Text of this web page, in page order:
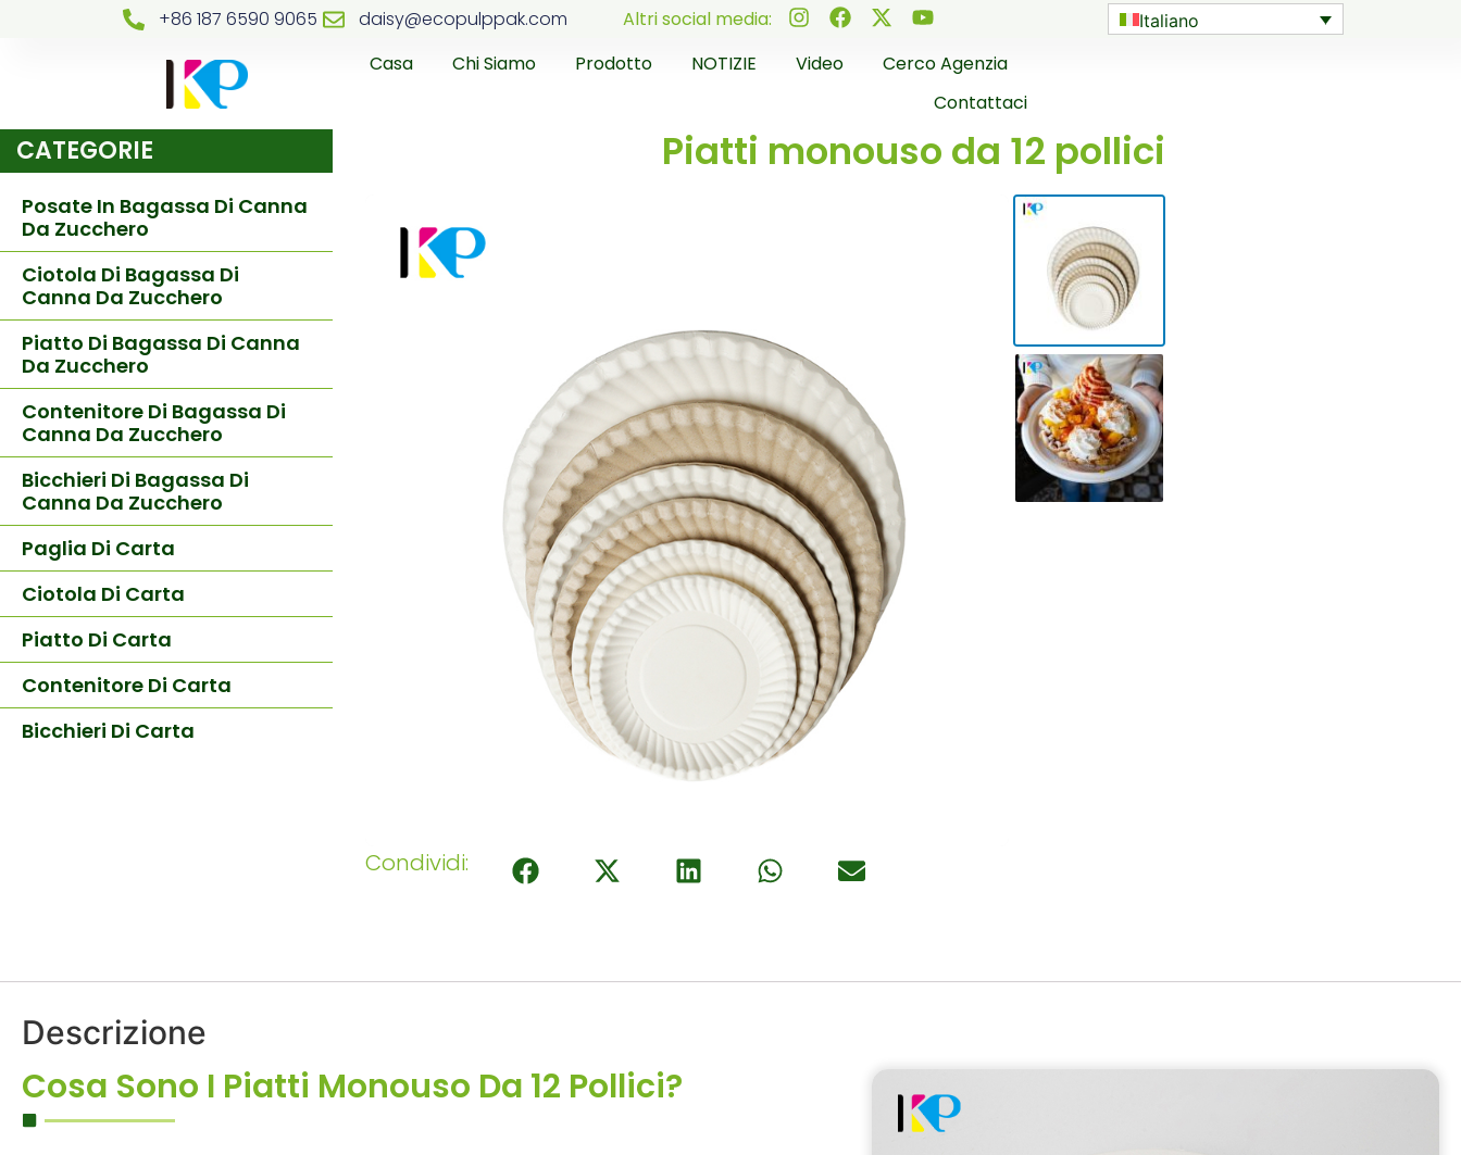
+86 187 6590 9065 daisy@ecopulppak.com Altri social media: Italiano
Casa Chi Siamo Prodotto NOTIZIE Video
Cerco Agenzia
Contattaci
CATEGORIE
Posate In Bagassa Di Canna
Da Zucchero
Ciotola Di Bagassa Di
Canna Da Zucchero
Piatto Di Bagassa Di Canna
Da Zucchero
Contenitore Di Bagassa Di
Canna Da Zucchero
Bicchieri Di Bagassa Di
Canna Da Zucchero
Paglia Di Carta
Ciotola Di Carta
Piatto Di Carta
Contenitore Di Carta
Bicchieri Di Carta
Piatti monouso da 12 pollici
Condividi:
Descrizione
Cosa Sono I Piatti Monouso Da 12 Pollici?